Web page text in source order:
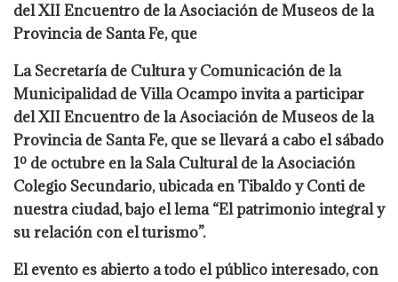
del XII Encuentro de la Asociación de Museos de la
Provincia de Santa Fe, que
La Secretaría de Cultura y Comunicación de la
Municipalidad de Villa Ocampo invita a participar
del XII Encuentro de la Asociación de Museos de la
Provincia de Santa Fe, que se llevará a cabo el sábado
1º de octubre en la Sala Cultural de la Asociación
Colegio Secundario, ubicada en Tibaldo y Conti de
nuestra ciudad, bajo el lema “El patrimonio integral y
su relación con el turismo”.
El evento es abierto a todo el público interesado, con